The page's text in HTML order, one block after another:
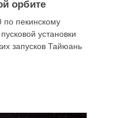
орбите
пекинскому
установки
запусков Тайюань